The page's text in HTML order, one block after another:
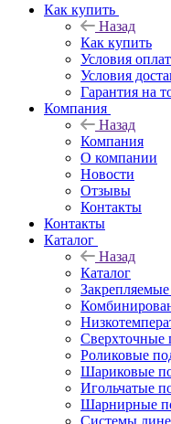
Как купить
Назад
Как купить
Условия
Условия
Гарантия на
Компания
Назад
Компания
О компании
Новости
Отзывы
Контакты
Контакты
Каталог
Назад
Каталог
Роликовые
Шариковые
Игольчатые
Шарнирные
Системы